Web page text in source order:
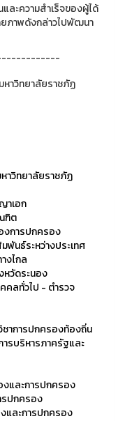
ละความสำเร็จของผู้ได้
ยภาพดังกล่าวไปพัฒนา
หาวิทยาลัยราชภัฏ
าวิทยาลัยราชภัฏ
เอก
ฑิต
งการปกครอง
พันธ์ระหว่างประเทศ
งไกล
หวัดระนอง
ลทั่วไป - ตำรวจ
าการปกครองท้องถิ่น
รบริหารภาครัฐและ
งและการปกครอง
รปกครอง
และการปกครอง